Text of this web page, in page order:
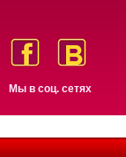
Мы в соц. сетях